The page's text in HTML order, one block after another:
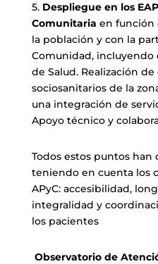
5.Despliegue en los
Comunitaria en función
la población y con la
Comunidad, incluyendo
de Salud. Realización
sociosanitarios de la
una integración de
Apoyo técnico y
Todos estos puntos han
teniendo en cuenta los
APyC: accesibilidad,
integralidad y
los pacientes
Observatorio de